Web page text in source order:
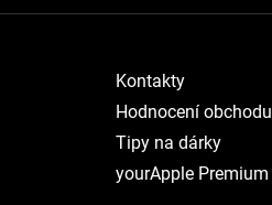
Kontakty
Hodnocení obchodu
Tipy na dárky
yourApple Premium